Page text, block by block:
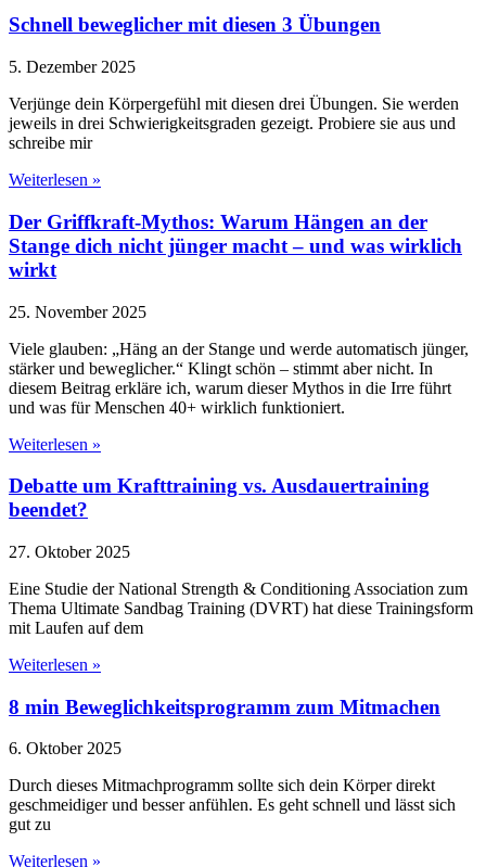
Schnell beweglicher mit diesen 3 Übungen
5. Dezember 2025
Verjünge dein Körpergefühl mit diesen drei Übungen. Sie werden
jeweils in drei Schwierigkeitsgraden gezeigt. Probiere sie aus und
schreibe mir
Weiterlesen »
Der Griffkraft-Mythos: Warum Hängen an der
Stange dich nicht jünger macht – und was wirklich
wirkt
25. November 2025
Viele glauben: „Häng an der Stange und werde automatisch jünger,
stärker und beweglicher.“ Klingt schön – stimmt aber nicht. In
diesem Beitrag erkläre ich, warum dieser Mythos in die Irre führt
und was für Menschen 40+ wirklich funktioniert.
Weiterlesen »
Debatte um Krafttraining vs. Ausdauertraining
beendet?
27. Oktober 2025
Eine Studie der National Strength & Conditioning Association zum
Thema Ultimate Sandbag Training (DVRT) hat diese Trainingsform
mit Laufen auf dem
Weiterlesen »
8 min Beweglichkeitsprogramm zum Mitmachen
6. Oktober 2025
Durch dieses Mitmachprogramm sollte sich dein Körper direkt
geschmeidiger und besser anfühlen. Es geht schnell und lässt sich
gut zu
Weiterlesen »